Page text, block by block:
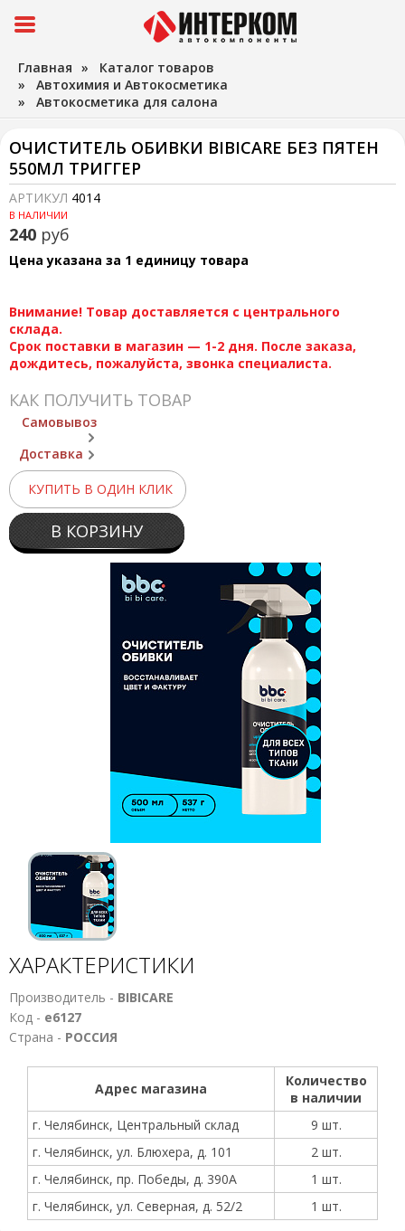
Главная » Каталог товаров
» Автохимия и Автокосметика
» Автокосметика для салона
ОЧИСТИТЕЛЬ ОБИВКИ BIBICARE БЕЗ ПЯТЕН
550МЛ ТРИГГЕР
АРТИКУЛ 4014
В НАЛИЧИИ
240 руб
Цена указана за 1 единицу товара
Внимание! Товар доставляется с центрального
склада.
Срок поставки в магазин — 1-2 дня. После заказа,
дождитесь, пожалуйста, звонка специалиста.
КАК ПОЛУЧИТЬ ТОВАР
Самовывоз
Доставка
КУПИТЬ В ОДИН КЛИК
В КОРЗИНУ
ХАРАКТЕРИСТИКИ
Производитель - BIBICARE
Код - е6127
Страна - РОССИЯ
Адрес магазина
Количество
в наличии
г. Челябинск, Центральный склад
9 шт.
г. Челябинск, ул. Блюхера, д. 101
2 шт.
г. Челябинск, пр. Победы, д. 390А
1 шт.
г. Челябинск, ул. Северная, д. 52/2
1 шт.